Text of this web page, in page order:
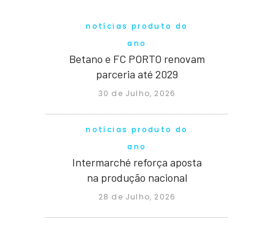
notícias produto do
ano
Betano e FC PORTO renovam
parceria até 2029
30 de Julho, 2026
notícias produto do
ano
Intermarché reforça aposta
na produção nacional
28 de Julho, 2026